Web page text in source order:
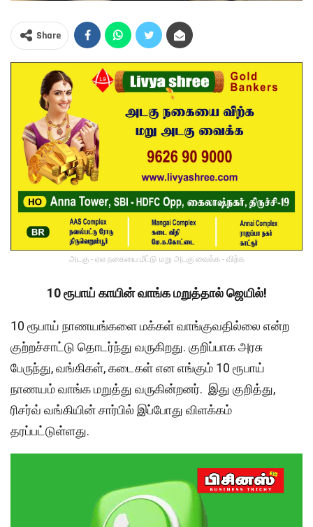
Share
அடகு - ஏல நகையை மீட்டு மறு அடகு வைக்க - விற்க
10 ரூபாய் காயின் வாங்க மறுத்தால் ஜெயில்!
10 ரூபாய் நாணயங்களை மக்கள் வாங்குவதில்லை என்ற
குற்றச்சாட்டு தொடர்ந்து வருகிறது. குறிப்பாக அரசு
பேருந்து, வங்கிகள், கடைகள் என எங்கும் 10 ரூபாய்
நாணயம் வாங்க மறுத்து வருகின்றனர். இது குறித்து,
ரிசர்வ் வங்கியின் சார்பில் இப்போது விளக்கம்
தரப்பட்டுள்ளது.